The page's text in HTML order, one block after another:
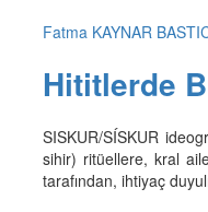
Fatma KAYNAR
Hititlerde
SISKUR/SÍSKUR
sihir) ritüellere, kral
tarafından, ihtiyaç